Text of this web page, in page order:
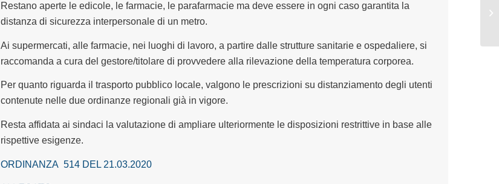
Restano aperte le edicole, le farmacie, le parafarmacie ma deve essere in ogni caso garantita la
distanza di sicurezza interpersonale di un metro.
Ai supermercati, alle farmacie, nei luoghi di lavoro, a partire dalle strutture sanitarie e ospedaliere, si
raccomanda a cura del gestore/titolare di provvedere alla rilevazione della temperatura corporea.
Per quanto riguarda il trasporto pubblico locale, valgono le prescrizioni su distanziamento degli utenti
contenute nelle due ordinanze regionali già in vigore.
Resta affidata ai sindaci la valutazione di ampliare ulteriormente le disposizioni restrittive in base alle
rispettive esigenze.
ORDINANZA 514 DEL 21.03.2020